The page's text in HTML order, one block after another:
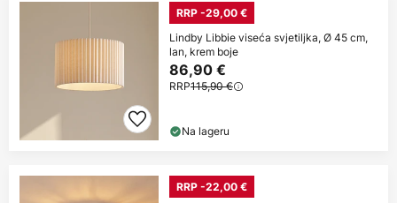
RRP -29,00 €
Lindby Libbie viseća svjetiljka, Ø 45 cm,
lan, krem boje
86,90 €
RRP115,90 €
Na lageru
RRP -22,00 €